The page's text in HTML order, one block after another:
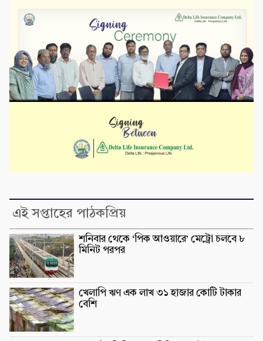
এই সপ্তাহের পাঠকপ্রিয়
শনিবার থেকে ‘পিক আওয়ারে’ মেট্রো চলবে ৮
মিনিট পরপর
খেলাপি ঋণ এক লাখ ৩১ হাজার কোটি টাকার
বেশি